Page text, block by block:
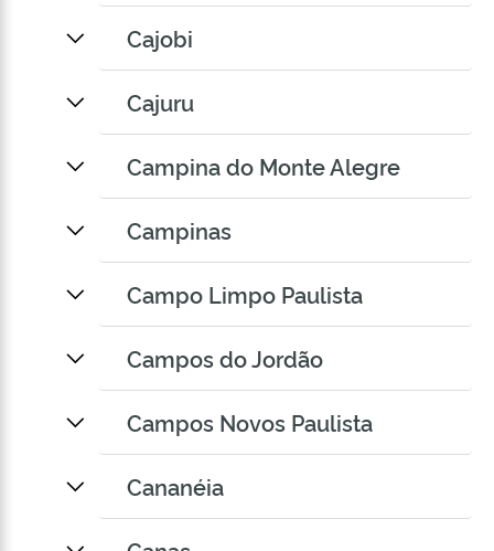
Cajobi
Cajuru
Campina do Monte Alegre
Campinas
Campo Limpo Paulista
Campos do Jordão
Campos Novos Paulista
Cananéia